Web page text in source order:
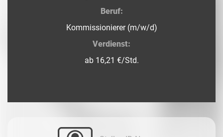
Beruf:
Kommissionierer (m/w/d)
Verdienst:
ab 16,21 €/Std.